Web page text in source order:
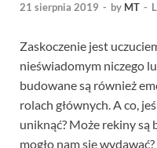
21 sierpnia 2019 - by MT -
Zaskoczenie jest
nieświadomym niczego
budowane są również
rolach głównych. A co,
uniknąć? Może rekiny
mogło nam się